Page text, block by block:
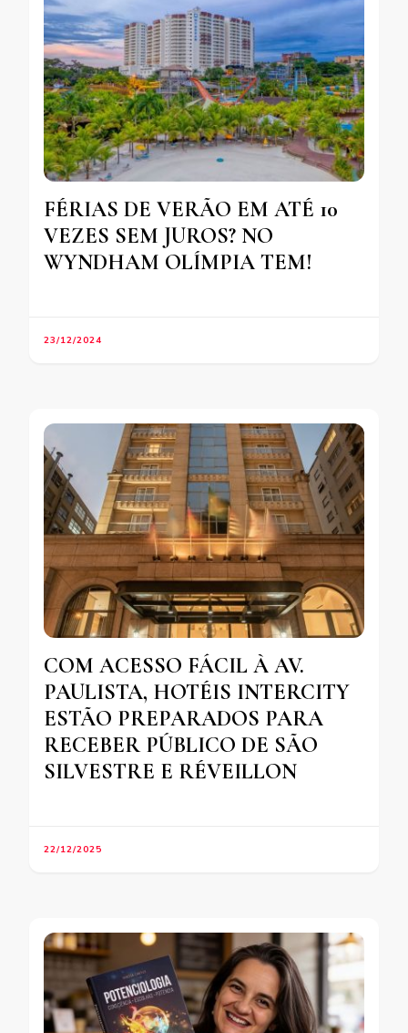
FÉRIAS DE VERÃO EM ATÉ 10
VEZES SEM JUROS? NO
WYNDHAM OLÍMPIA TEM!
23/12/2024
COM ACESSO FÁCIL À AV.
PAULISTA, HOTÉIS INTERCITY
ESTÃO PREPARADOS PARA
RECEBER PÚBLICO DE SÃO
SILVESTRE E RÉVEILLON
22/12/2025